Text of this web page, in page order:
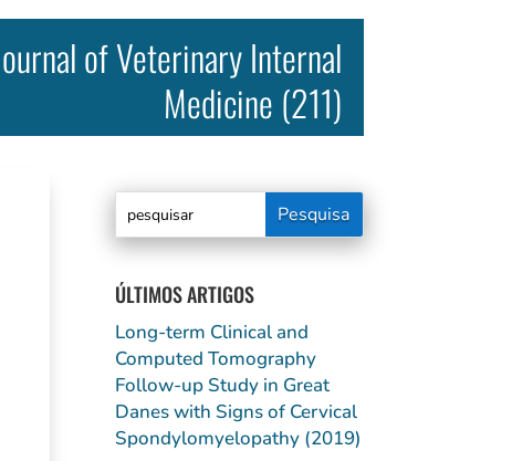
of Veterinary Internal
Medicine (211)
ÚLTIMOS ARTIGOS
Long-term Clinical and
Computed Tomography
Follow-up Study in Great
Danes with Signs of Cervical
Spondylomyelopathy (2019)